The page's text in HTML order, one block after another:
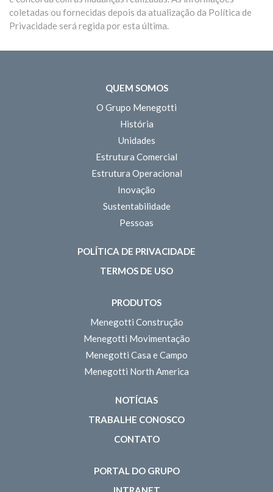
coletadas ou fornecidas depois da atualização da Política de
Privacidade será regida por esta última.
QUEM SOMOS
O Grupo Menegotti
História
Unidades
Estrutura Comercial
Estrutura Operacional
Inovação
Sustentabilidade
Pessoas
POLÍTICA DE PRIVACIDADE
TERMOS DE USO
PRODUTOS
Menegotti Construção
Menegotti Movimentação
Menegotti Casa e Campo
Menegotti North America
NOTÍCIAS
TRABALHE CONOSCO
CONTATO
PORTAL DO GRUPO